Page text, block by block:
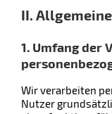
II.
1. Umfang der
Wir verarbeiten
Nutzer